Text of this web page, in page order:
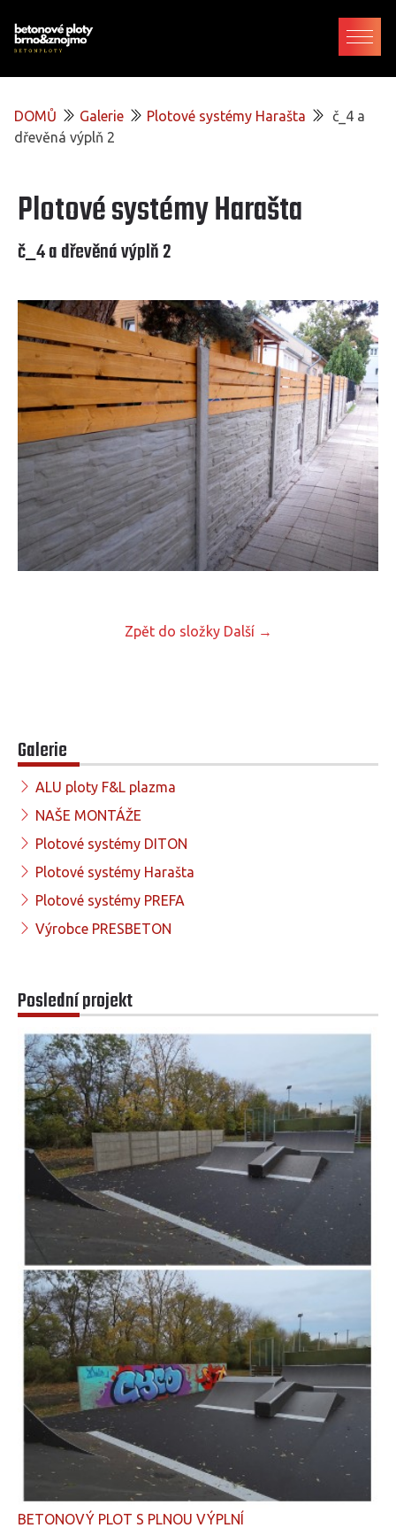
DOMŮ Galerie Plotové systémy Harašta
č_4 a
dřevěná výplň 2
Plotové systémy Harašta
č_4 a dřevěná výplň 2
Zpět do složky Další →
Galerie
ALU ploty F&L plazma
NAŠE MONTÁŽE
Plotové systémy DITON
Plotové systémy Harašta
Plotové systémy PREFA
Výrobce PRESBETON
Poslední projekt
BETONOVÝ PLOT S PLNOU VÝPLNÍ